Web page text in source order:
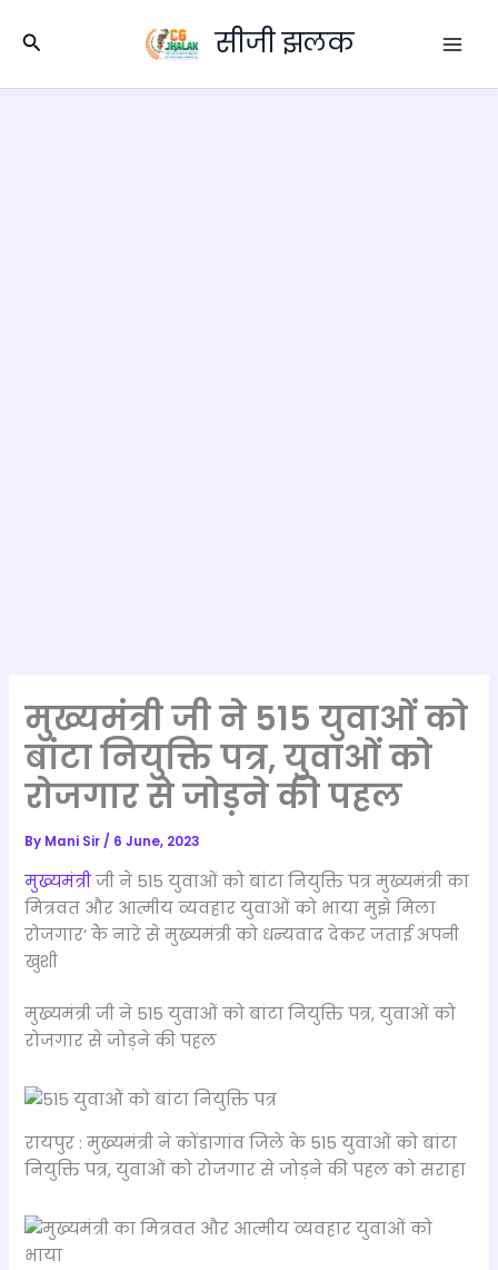
Search सीजी झलक
मुख्यमंत्री जी ने 515 युवाओं को
बांटा नियुक्ति पत्र, युवाओं को
रोजगार से जोड़ने की पहल
By Mani Sir/ 6 June, 2023
मुख्यमंत्री जी ने 515 युवाओं को बांटा नियुक्ति पत्र मुख्यमंत्री का
मित्रवत और आत्मीय व्यवहार युवाओं को भाया मुझे मिला
रोजगार‘ केे नारे से मुख्यमंत्री को धन्यवाद देकर जताई अपनी
खुशी
मुख्यमंत्री जी ने 515 युवाओं को बांटा नियुक्ति पत्र, युवाओं को
रोजगार से जोड़ने की पहल
रायपुर : मुख्यमंत्री ने कोंडागांव जिले के 515 युवाओं को बांटा
नियुक्ति पत्र, युवाओं को रोजगार से जोड़ने की पहल को सराहा